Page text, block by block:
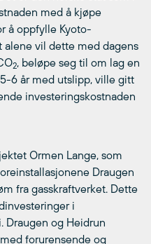
med å kjøpe
å oppfylle Kyoto-
alene vil dette med dagens
2, beløpe seg til om lag en
6 år med utslipp, ville gitt
investeringskostnaden
Ormen Lange, som
Draugen
fra gasskraftverket. Dette
i
Draugen og Heidrun
forurensende og